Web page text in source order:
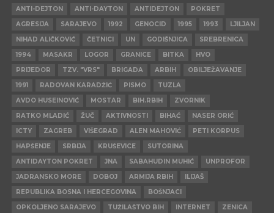
ANTI-DEJTON
ANTI-DAYTON ANTIDEJTON
POKRET
AGRESIJA
SARAJEVO 1992 GENOCID 1995 1993
LJILJAN
NIHAD ALIČKOVIĆ
ČETNICI UN GODIŠNJICA
SREBRENICA
1994
MASAKR LOGOR GRANICE BITKA
HVO
PRIJEDOR
TZV. "VRS" BRIGADA ARBIH
OBILJEŽAVANJE
1991
RADOVAN KARADŽIĆ PISMO
TUZLA
AVDO HUSEINOVIĆ
MOSTAR BIH.RBIH
ZVORNIK
RATKO MLADIĆ
ŽUČ AKTIVNOSTI BIHAĆ
NASER ORIĆ
ICTY
ZAGREB VIŠEGRAD ALEN MAHOVIĆ
PETI KORPUS
HAPŠENJE
SRBIJA KRUŠEVICE
SUTORINA
ANTIDAYTON POKRET
JNA SABAHUDIN MUHIĆ
UNPROFOR
JADRANSKO MORE
DOBOJ ARMIJA RBIH
ILIJAŠ
REPUBLIKA BOSNA I HERCEGOVINA
BOŠNJACI
OPKOLJENO SARAJEVO
TUŽILAŠTVO BIH INTERNET
ZENICA